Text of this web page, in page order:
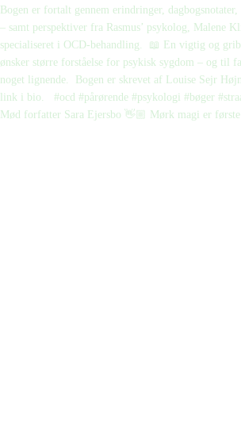
Mød forfatter Sara Ejersbo 👋🏼 Mørk magi er første